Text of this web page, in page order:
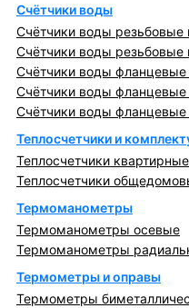
Счётчики воды
Счётчики воды
Счётчики воды
Счётчики воды
Счётчики воды
Счётчики воды
Теплосчетчики и
Теплосчетчики
Теплосчетчики
Термоманометры
Термоманометры осевые
Термоманометры
Термометры и оправы
Термометры